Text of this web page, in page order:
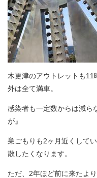
木更津のアウトレットも11
外は全て満車。
感染者も一定数からは減ら
が』
巣ごもりも2ヶ月近くして
散したくなります。
ただ、2年ほど前に来たよ